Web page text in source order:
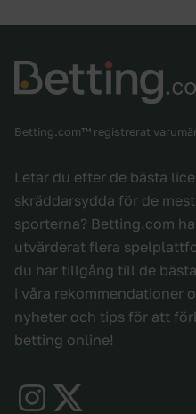
Betting.com™ registrerat
Letar du efter de bästa
skräddarsydda för de
sporterna? Betting.com
utvärderat flera
du har tillgång till de
i våra rekommendationer
nyheter och tips för att
betting online!